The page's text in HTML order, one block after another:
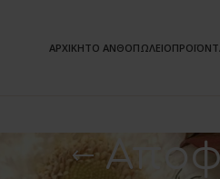
ΑΡΧΙΚΗΤΟ ΑΝΘΟΠΩΛΕΙΟ